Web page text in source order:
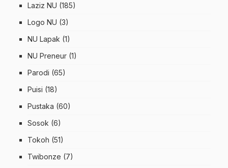
Laziz NU (185)
Logo NU (3)
NU Lapak (1)
NU Preneur (1)
Parodi (65)
Puisi (18)
Pustaka (60)
Sosok (6)
Tokoh (51)
Twibonze (7)